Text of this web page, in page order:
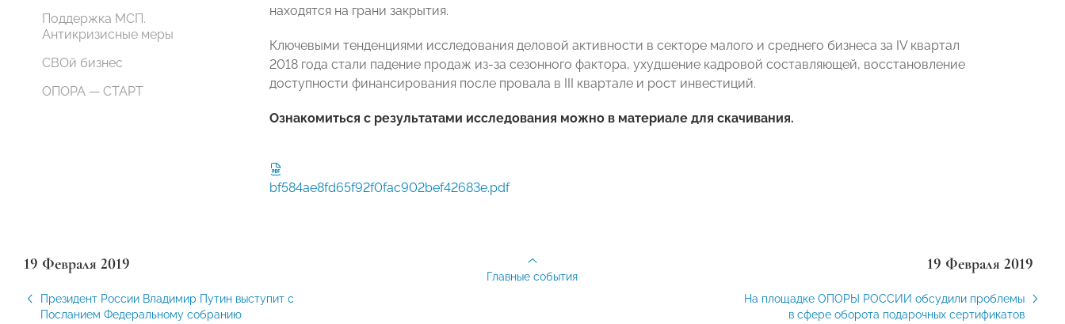
Поддержка МСП.
Антикризисные меры
СВОй бизнес
ОПОРА — СТАРТ
находятся на грани закрытия.
Ключевыми тенденциями исследования деловой активности в секторе малого и среднего бизнеса за IV квартал
2018 года стали падение продаж из-за сезонного фактора, ухудшение кадровой составляющей, восстановление
доступности финансирования после провала в III квартале и рост инвестиций.
Ознакомиться с результатами исследования можно в материале для скачивания.
bf584ae8fd65f92f0fac902bef42683e.pdf
19 Февраля 2019
Президент России Владимир Путин выступит с
Посланием Федеральному собранию
19 Февраля 2019
На площадке ОПОРЫ РОССИИ обсудили проблемы
в сфере оборота подарочных сертификатов
Главные события